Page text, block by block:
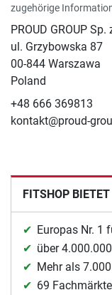
zugehörige
PROUD GROUP Sp.
ul. Grzybowska 87
00-844 Warszawa
Poland
+48 666 369813
kontakt@proud-
FITSHOP BIETET
Europas Nr. 1
über
Mehr als
69